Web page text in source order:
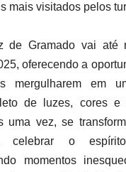
mais visitados pelos
de Gramado vai até
oferecendo a
mergulharem em
de luzes, cores e
uma vez, se
celebrar o
momentos